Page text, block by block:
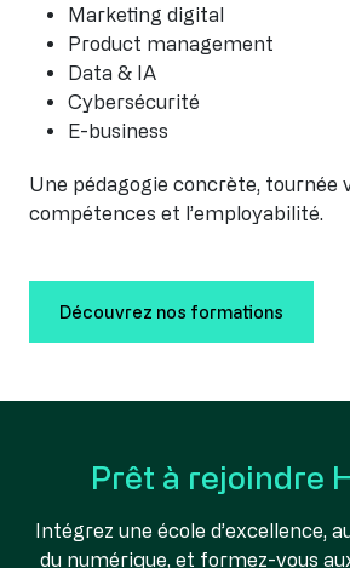
Marketing digital
Product management
Data & IA
Cybersécurité
E-business
Une pédagogie concrète, tournée
compétences et l’employabilité.
Découvrez nos formations
Prêt à rejoindre
Intégrez une école d’excellence,
du numérique, et formez-vous